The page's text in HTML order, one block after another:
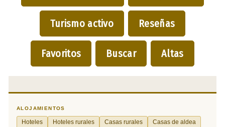
Turismo activo Reseñas
Favoritos Buscar Altas